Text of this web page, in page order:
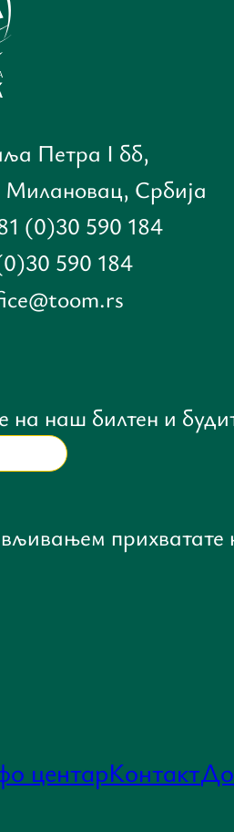
Петра I бб,
Србија
(0)30 590 184
590 184
центарКонтакт
на наш билтен и